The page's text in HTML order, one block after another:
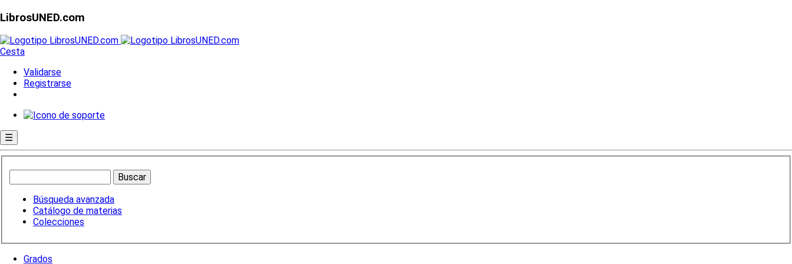
LibrosUNED.com
Cesta
Validarse
Registrarse
☰
Búsqueda avanzada
Catálogo de materias
Colecciones
Grados